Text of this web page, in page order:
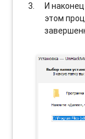
И
этом